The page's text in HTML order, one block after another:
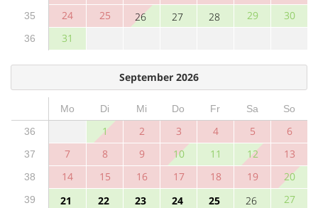
35 24 25 26 27 28 29 30
36 31
September 2026
Mo Di Mi Do Fr Sa
So
36
1 2 3 4 5 6
37 7 8 9 10 11 12 13
38 14 15 16 17 18 19 20
39 21 22 23 24 25 26 27